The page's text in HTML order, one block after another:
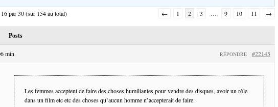
par 30 (sur 154 au total) ← 1 2 3 … 9 10 11 →
Posts
min #22145
RÉPONDRE
Les femmes acceptent de faire des choses humiliantes pour vendre des disques, avoir un rôle
dans un film etc etc des choses qu’aucun homme n’accepterait de faire.